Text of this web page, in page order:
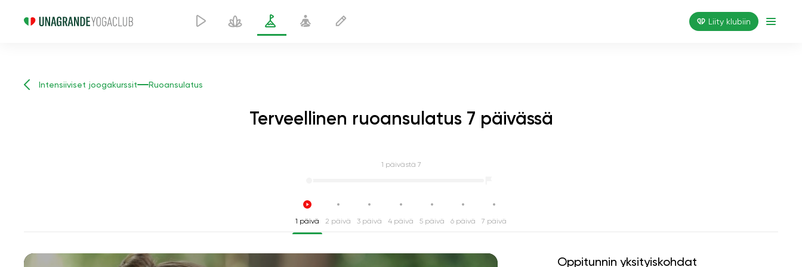
Liity klubiin
Intensiiviset joogakurssit Ruoansulatus
Terveellinen ruoansulatus 7 päivässä
1 päivästä 7
1 päivä 2 päivä 3 päivä 4 päivä 5 päivä 6 päivä 7 päivä
Oppitunnin yksityiskohdat